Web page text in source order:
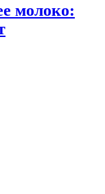
молоко: